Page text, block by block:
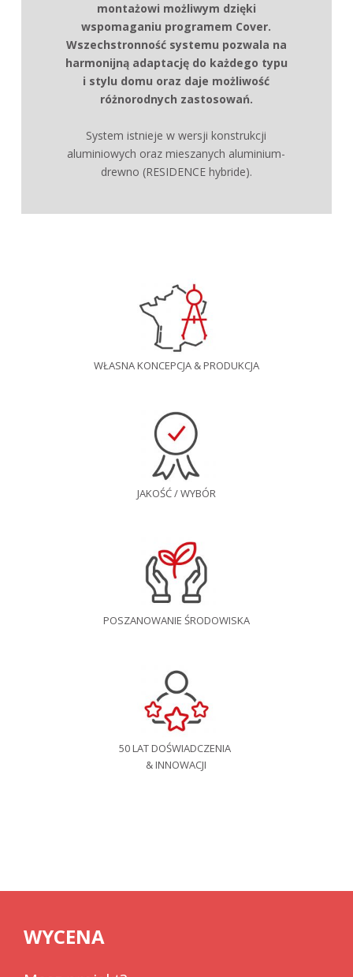
ozdobne aluminiowe
Duży w ybór zworników standardow ych
Elementy ozdobne na kalenice
Listw y podw yższające do łączenia w ypełnień
dachow ych 32 i 55 mm lub 9 i 32 mm
ynny i podłoża.
2 rodzaje okapów standardow ych
Ukr yta r ynna w konstrukcjach mieszanych
Słupy dekoracyjne (dla dachu płaskiego z
montażowi możliwym dzięki
wspomaganiu programem Cover.
Wszechstronność systemu pozwala na
harmonijną adaptację do każdego typu
i stylu domu oraz daje możliwość
różnorodnych zastosowań.
System istnieje w wersji konstrukcji
aluminiowych oraz mieszanych aluminium-
drewno (RESIDENCE hybride).
WŁASNA KONCEPCJA & PRODUKCJA
JAKOŚĆ / WYBÓR
POSZANOWANIE ŚRODOWISKA
50 LAT DOŚWIADCZENIA
& INNOWACJI
WYCENA